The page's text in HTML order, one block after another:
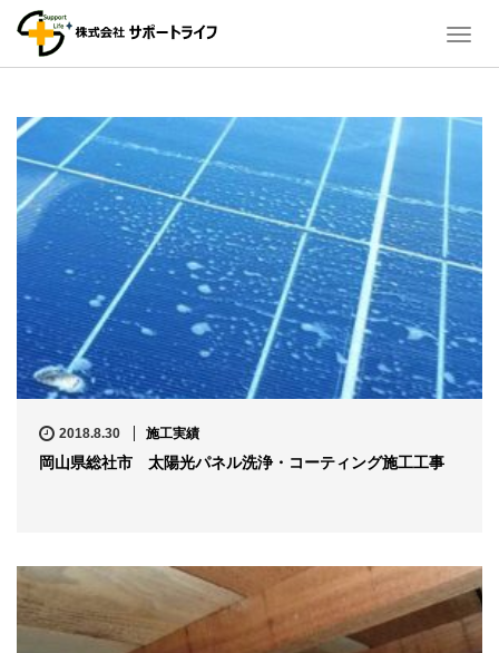
T
l
v
i
g
a
t
i
o
n
2018.8.30 施工実績
岡山県総社市 太陽光パネル洗浄・コーティング施工工事